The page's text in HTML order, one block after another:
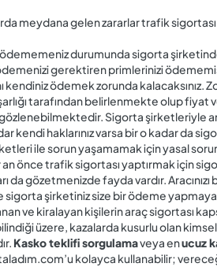
meydana gelen zararlar trafik
ödememeniz durumunda sigorta
gerektiren primlerinizi
kendiniz ödemek zorunda kalacaksınız.
tarafından belirlenmekte olup fiyat
Sigorta şirketleriyle
kendi haklarınız varsa bir o kadar da
ile sorun yaşamamak için yasal
an önce trafik sigortası yaptırmak için
da gözetmenizde fayda vardır. Aracınızı
sigorta şirketiniz size bir ödeme
ve kiralayan kişilerin araç sigortası
üzere, kazalarda kusurlu olan
Kasko teklifi sorgulamaveya enucuz
kolayca kullanabilir;